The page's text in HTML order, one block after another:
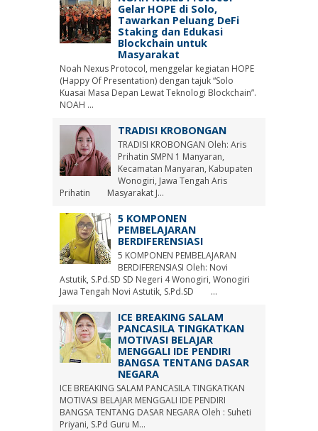
Gelar HOPE di Solo,
Tawarkan Peluang DeFi
Staking dan Edukasi
Blockchain untuk
Masyarakat
Noah Nexus Protocol, menggelar kegiatan HOPE
(Happy Of Presentation) dengan tajuk “Solo
Kuasai Masa Depan Lewat Teknologi Blockchain”.
NOAH ...
TRADISI KROBONGAN
TRADISI KROBONGAN Oleh: Aris
Prihatin SMPN 1 Manyaran,
Kecamatan Manyaran, Kabupaten
Wonogiri, Jawa Tengah Aris
Prihatin Masyarakat J...
5 KOMPONEN
PEMBELAJARAN
BERDIFERENSIASI
5 KOMPONEN PEMBELAJARAN
BERDIFERENSIASI Oleh: Novi
Astutik, S.Pd.SD SD Negeri 4 Wonogiri, Wonogiri
Jawa Tengah Novi Astutik, S.Pd.SD ...
ICE BREAKING SALAM
PANCASILA TINGKATKAN
MOTIVASI BELAJAR
MENGGALI IDE PENDIRI
BANGSA TENTANG DASAR
NEGARA
ICE BREAKING SALAM PANCASILA TINGKATKAN
MOTIVASI BELAJAR MENGGALI IDE PENDIRI
BANGSA TENTANG DASAR NEGARA Oleh : Suheti
Priyani, S.Pd Guru M...